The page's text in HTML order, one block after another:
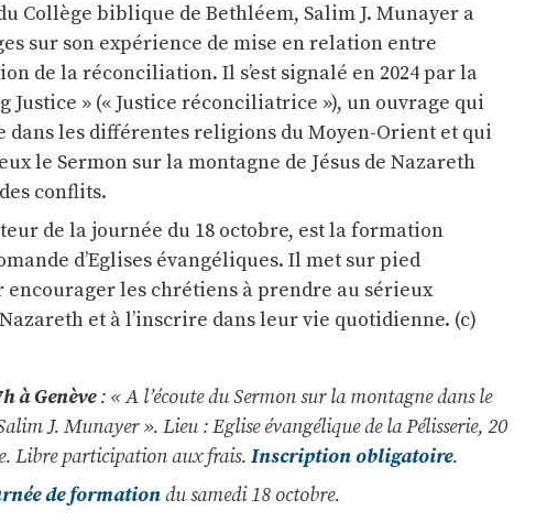
Collège biblique de Bethléem, Salim J. Munayer a
sur son expérience de mise en relation entre
de la réconciliation. Il s’est signalé en 2024 par la
» (« Justice réconciliatrice »), un ouvrage qui
dans les différentes religions du Moyen-Orient et qui
le Sermon sur la montagne de Jésus de Nazareth
conflits.
de la journée du 18 octobre, est la formation
d’Eglises évangéliques. Il met sur pied
les chrétiens à prendre au sérieux
et à l’inscrire dans leur vie quotidienne. (c)
à Genève: « A l’écoute du Sermon sur la montagne dans le
J. Munayer ». Lieu : Eglise évangélique de la Pélisserie, 20
Libre participation aux frais. Inscription obligatoire.
de formationdu samedi 18 octobre.